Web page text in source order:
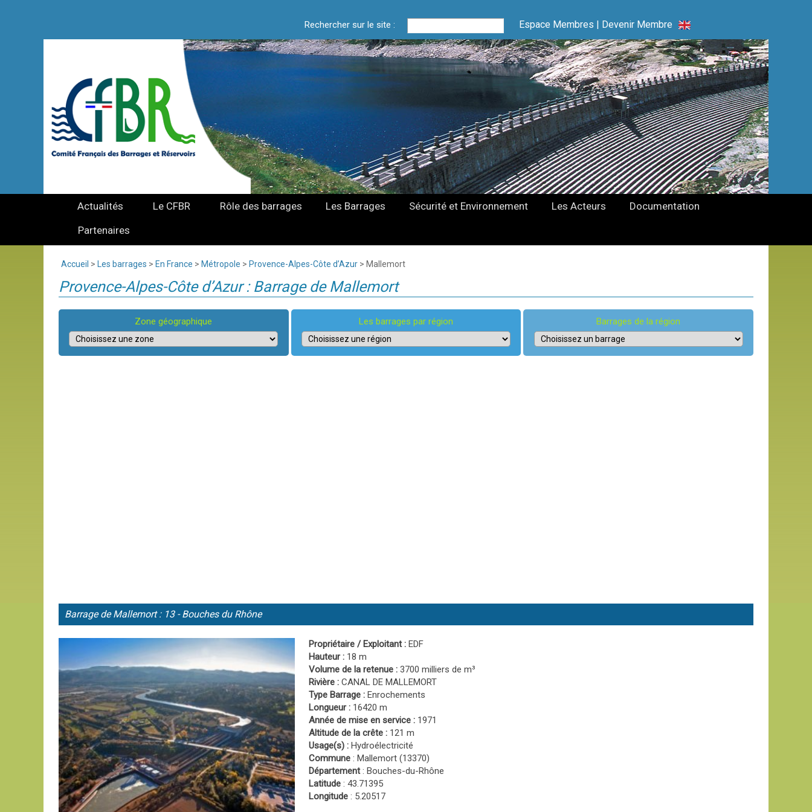
Rechercher sur le site : Espace Membres | Devenir Membre
Actualités Le CFBR Rôle des barrages Les Barrages Sécurité et Environnement Les Acteurs
Documentation
Partenaires
Accueil > Les barrages > En France > Métropole > Provence-Alpes-Côte d’Azur > Mallemort
Provence-Alpes-Côte d’Azur : Barrage de Mallemort
Zone géographique Les barrages par région Barrages de la région
Barrage deMallemort : 13 - Bouches du Rhône
Propriétaire / Exploitant : EDF
Hauteur : 18 m
Volume de la retenue : 3700 milliers de m³
Rivière : CANAL DE MALLEMORT
Type Barrage : Enrochements
Longueur : 16420 m
Année de mise en service : 1971
Altitude de la crête : 121 m
Usage(s) : Hydroélectricité
Commune : Mallemort (13370)
Département: Bouches-du-Rhône
Latitude : 43.71395
Longitude : 5.20517